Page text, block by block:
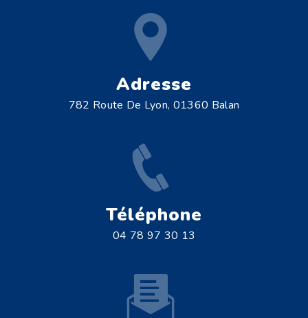
Adresse
782 Route De Lyon, 01360 Balan
Téléphone
04 78 97 30 13